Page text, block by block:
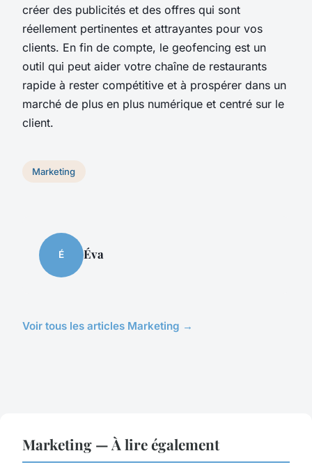
créer des publicités et des offres qui sont
réellement pertinentes et attrayantes pour vos
clients. En fin de compte, le geofencing est un
outil qui peut aider votre chaîne de restaurants
rapide à rester compétitive et à prospérer dans un
marché de plus en plus numérique et centré sur le
client.
Marketing
É Éva
Voir tous les articles Marketing →
Marketing — À lire également